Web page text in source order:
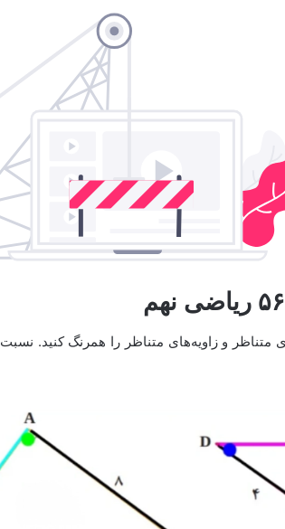
متناظر و زاویه‌های متناظر را همرنگ کنید.